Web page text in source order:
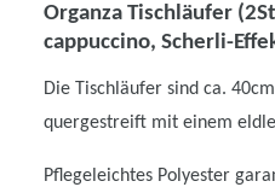
Organza Tischläufer
cappuccino, Scherli-
Die Tischläufer sind ca.
quergestreift mit einem
Pflegeleichtes Polyester